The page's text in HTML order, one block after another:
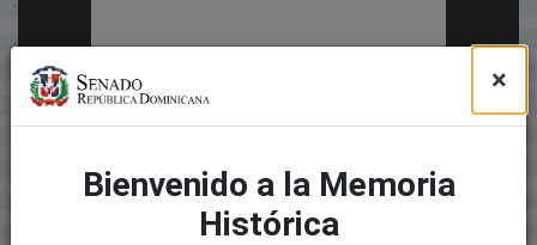
×
Bienvenido a la Memoria
Histórica